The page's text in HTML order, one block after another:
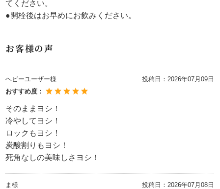
てください。
●開栓後はお早めにお飲みください。
お客様の声
ヘビーユーザー様 投稿日： 2026年07月09日
おすすめ度：
そのままヨシ！
冷やしてヨシ！
ロックもヨシ！
炭酸割りもヨシ！
死角なしの美味しさヨシ！
ま様 投稿日： 2026年07月08日